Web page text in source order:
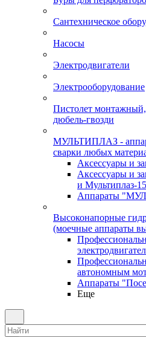
Сантехническое
Насосы
Электродвигатели
Электрооборудование
Пистолет
дюбель-гвозди
МУЛЬТИПЛАЗ -
сварки любых
Аксессуары и
Аксессуары и
и Мультиплаз-
Аппараты
Высоконапорные
(моечные аппараты
автономным
Аппараты
Еще